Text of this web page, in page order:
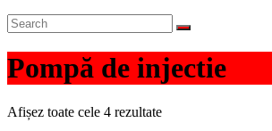
Pompă de injectie
Afișez toate cele 4 rezultate